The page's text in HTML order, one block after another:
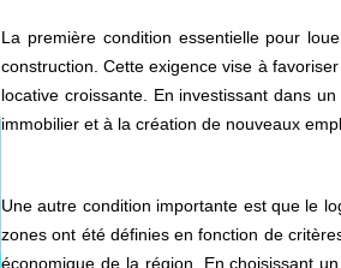
La première condition essentielle pour
construction. Cette exigence vise à
locative croissante. En investissant dans
immobilier et à la création de nouveaux
Une autre condition importante est que le
zones ont été définies en fonction de
économique de la région. En choisissant